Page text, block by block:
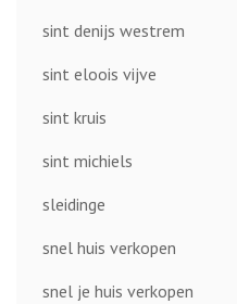
sint denijs westrem
sint eloois vijve
sint kruis
sint michiels
sleidinge
snel huis verkopen
snel je huis verkopen